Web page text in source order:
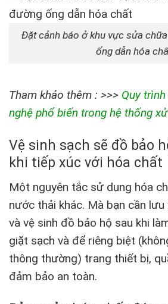
Đặt cảnh báo ở khu vực sửa
ống dẫn hóa
Tham khảo thêm : >>> Quy
nghệ phổ biến trong hệ thống
Vệ sinh sạch sẽ đồ bảo
khi tiếp xúc với hóa chất
Một nguyên tắc sử dụng hóa
nước thải khác. Mà bạn cần
và vệ sinh đồ bảo hộ sau khi
giặt sạch và để riêng biệt
thông thường) trang thiết bị,
đảm bảo an toàn.